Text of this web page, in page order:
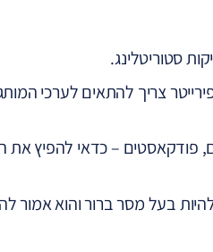
צריך להתאים לערכי
פודקאסטים – כדאי להפיץ את
בעל מסר ברור והוא אמור